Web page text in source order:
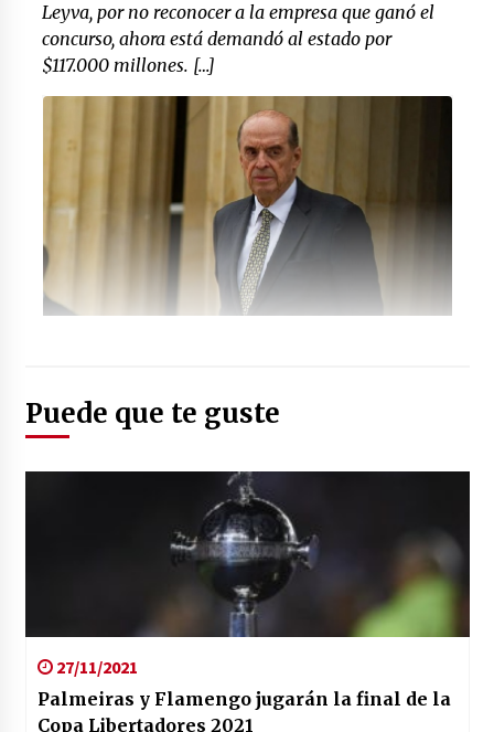
Leyva, por no reconocer a la empresa que ganó el
concurso, ahora está demandó al estado por
$117.000 millones. […]
Puede que te guste
27/11/2021
Palmeiras y Flamengo jugarán la final de la
Copa Libertadores 2021